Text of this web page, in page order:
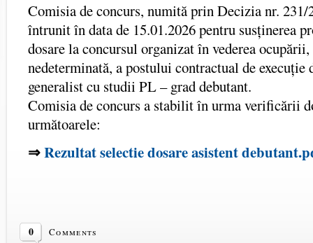
Comisia de concurs, numită prin Decizia nr. 231/
întrunit în data de 15.01.2026 pentru susținerea
dosare la concursul organizat în vederea
nedeterminată, a postului contractual de execuție
generalist cu studii PL – grad debutant.
Comisia de concurs a stabilit în urma verificării
următoarele:
⇒Rezultat selectie dosare asistent
0 Comments